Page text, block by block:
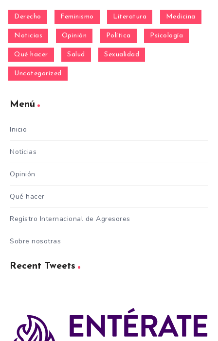
Derecho Feminismo Literatura Medicina
Noticias Opinión Política Psicología
Qué hacer Salud Sexualidad
Uncategorized
Menú
Inicio
Noticias
Opinión
Qué hacer
Registro Internacional de Agresores
Sobre nosotras
Recent Tweets